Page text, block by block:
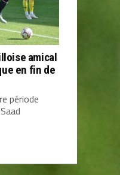
amical
en fin de
période